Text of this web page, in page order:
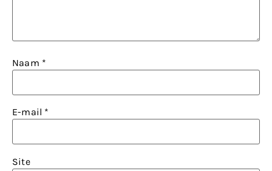
Naam *
E-mail *
Site